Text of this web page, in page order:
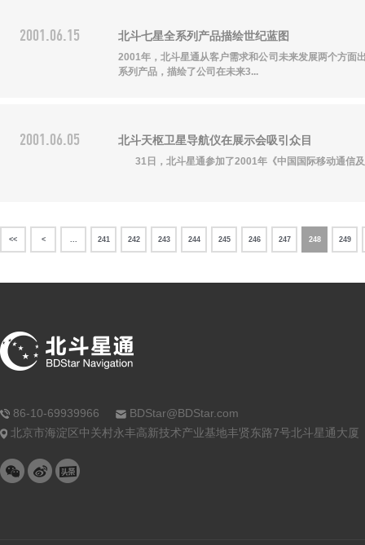
2001.06.15 北斗七星全系列产品描绘世纪蓝图
2001年，北斗星通从客户需求和公司未来发展两个方面
系列产品，描绘了公司在未来3...
2001.06.05 北斗天枢卫星导航仪在展示会吸引众目
31日，北斗星通参加了2001年《中国国际移动通信及
<< < ... 241 242 243 244 245 246 247 248 249
86-10-69939966
BDStar@BDStar.com
北京市海淀区中关村永丰高新技术产业基地丰贤东路7号北斗星通大厦